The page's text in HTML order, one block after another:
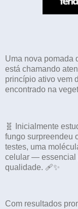
Uma nova pomada
está chamando
princípio ativo vem
encontrado na
🧬 Inicialmente
fungo surpreendeu
testes, uma
celular — essencial
qualidade. 🩹✨
Com resultados